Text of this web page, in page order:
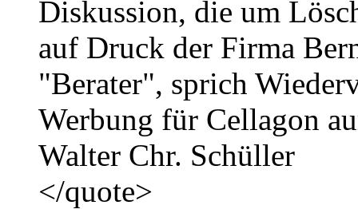
Diskussion, die um
auf Druck der Firma
"Berater", sprich
Werbung für Cellagon
Walter Chr. Schüller
</quote>